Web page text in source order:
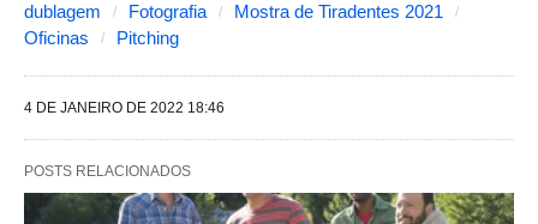
e
t
dublagem
Fotografia
Mostra de Tiradentes 2021
Oficinas
Pitching
4 DE JANEIRO DE 2022 18:46
POSTS RELACIONADOS